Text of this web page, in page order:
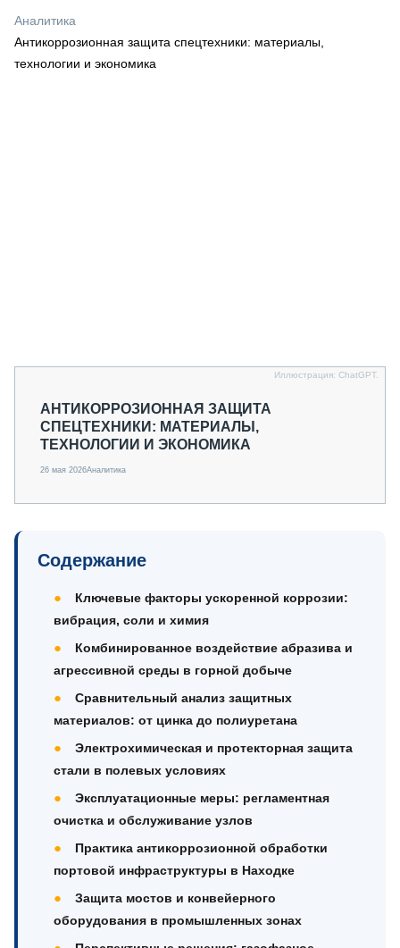
СПЕЦПРОЕКТЫ
МЕРОПРИЯТИЯ
Аналитика
Антикоррозионная защита спецтехники: материалы,
технологии и экономика
Иллюстрация: ChatGPT.
АНТИКОРРОЗИОННАЯ ЗАЩИТА
СПЕЦТЕХНИКИ: МАТЕРИАЛЫ,
ТЕХНОЛОГИИ И ЭКОНОМИКА
26 мая 2026Аналитика
Содержание
Ключевые факторы ускоренной коррозии:
вибрация, соли и химия
Комбинированное воздействие абразива и
агрессивной среды в горной добыче
Сравнительный анализ защитных
материалов: от цинка до полиуретана
Электрохимическая и протекторная защита
стали в полевых условиях
Эксплуатационные меры: регламентная
очистка и обслуживание узлов
Практика антикоррозионной обработки
портовой инфраструктуры в Находке
Защита мостов и конвейерного
оборудования в промышленных зонах